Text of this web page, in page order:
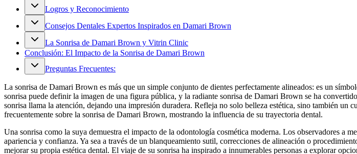
Logros y Reconocimiento
Consejos Dentales Expertos Inspirados en Damari Brown
La Sonrisa de Damari Brown y Vitrin Clinic
Conclusión: El Impacto de la Sonrisa de Damari Brown
Preguntas Frecuentes:
La sonrisa de Damari Brown es más que un simple conjunto de dientes perfectamente alineados: es un
sonrisa puede definir la imagen de una figura pública, y la radiante sonrisa de Damari Brown se ha
sonrisa llama la atención, dejando una impresión duradera. Refleja no solo belleza estética, sino también
frecuentemente sobre la sonrisa de Damari Brown, mostrando la influencia de su trayectoria dental.
Una sonrisa como la suya demuestra el impacto de la odontología cosmética moderna. Los observadores a
apariencia y confianza. Ya sea a través de un blanqueamiento sutil, correcciones de alineación o
mejorar su propia estética dental. El viaje de su sonrisa ha inspirado a innumerables personas a explorar